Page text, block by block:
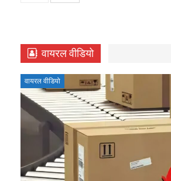
वायरल वीडियो
वायरल वीडियो